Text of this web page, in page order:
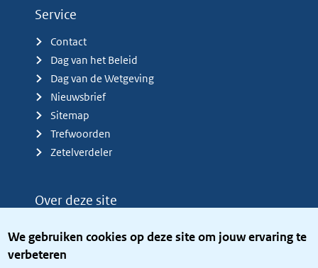
We gebruiken cookies op deze site om jouw ervaring te
verbeteren
Service
Contact
Dag van het Beleid
Dag van de Wetgeving
Nieuwsbrief
Sitemap
Trefwoorden
Zetelverdeler
Over deze site
Privacy